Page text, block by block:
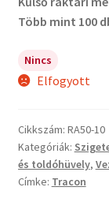
Több mint 100
Nincs
Elfogyott
Cikkszám: RA50-10
Kategóriák:
és toldóhüvely,
Címke: Tracon